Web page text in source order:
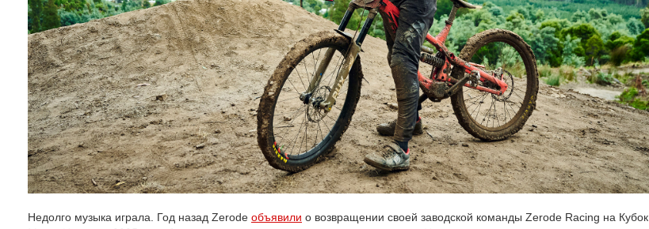
Недолго музыка играла. Год назад Zerode объявили о возвращении своей заводской команды Zerode Racing на Кубок